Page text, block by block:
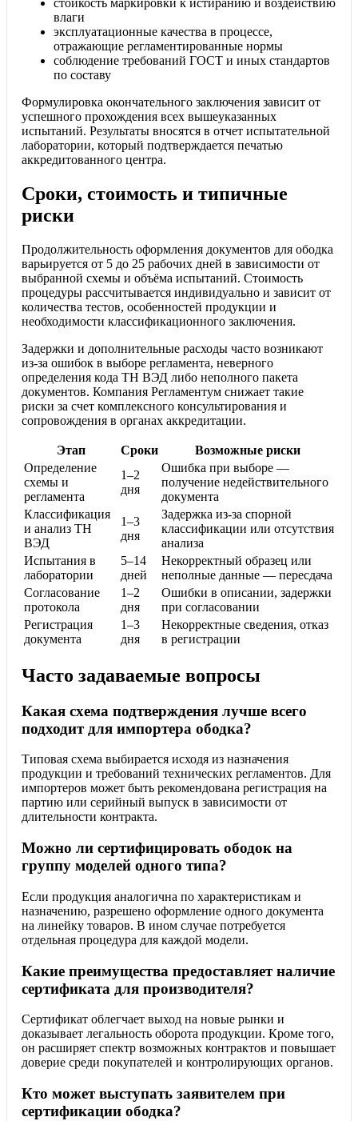
стойкость маркировки к истиранию и воздействию
влаги
эксплуатационные качества в процессе,
отражающие регламентированные нормы
соблюдение требований ГОСТ и иных стандартов
по составу
Формулировка окончательного заключения зависит от
успешного прохождения всех вышеуказанных
испытаний. Результаты вносятся в отчет испытательной
лаборатории, который подтверждается печатью
аккредитованного центра.
Сроки, стоимость и типичные
риски
Продолжительность оформления документов для ободка
варьируется от 5 до 25 рабочих дней в зависимости от
выбранной схемы и объёма испытаний. Стоимость
процедуры рассчитывается индивидуально и зависит от
количества тестов, особенностей продукции и
необходимости классификационного заключения.
Задержки и дополнительные расходы часто возникают
из-за ошибок в выборе регламента, неверного
определения кода ТН ВЭД либо неполного пакета
документов. Компания Регламентум снижает такие
риски за счет комплексного консультирования и
сопровождения в органах аккредитации.
Этап Сроки
Возможные риски
Определение
схемы и
регламента
1–2
дня
Ошибка при выборе —
получение недействительного
документа
Классификация
и анализ ТН
ВЭД
1–3
дня
Задержка из-за спорной
классификации или отсутствия
анализа
Испытания в
лаборатории
5–14
дней
Некорректный образец или
неполные данные — пересдача
Согласование
протокола
1–2
дня
Ошибки в описании, задержки
при согласовании
Регистрация
документа
1–3
дня
Некорректные сведения, отказ
в регистрации
Часто задаваемые вопросы
Какая схема подтверждения лучше всего
подходит для импортера ободка?
Типовая схема выбирается исходя из назначения
продукции и требований технических регламентов. Для
импортеров может быть рекомендована регистрация на
партию или серийный выпуск в зависимости от
длительности контракта.
Можно ли сертифицировать ободок на
группу моделей одного типа?
Если продукция аналогична по характеристикам и
назначению, разрешено оформление одного документа
на линейку товаров. В ином случае потребуется
отдельная процедура для каждой модели.
Какие преимущества предоставляет наличие
сертификата для производителя?
Сертификат облегчает выход на новые рынки и
доказывает легальность оборота продукции. Кроме того,
он расширяет спектр возможных контрактов и повышает
доверие среди покупателей и контролирующих органов.
Кто может выступать заявителем при
сертификации ободка?